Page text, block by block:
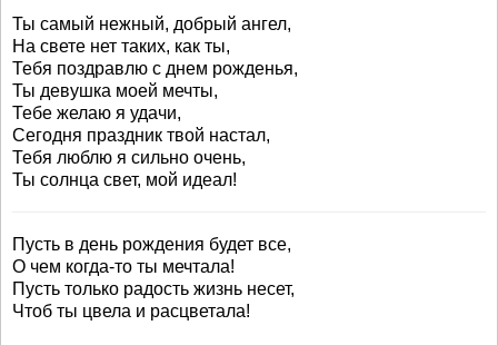
Ты самый нежный, добрый ангел,
На свете нет таких, как ты,
Тебя поздравлю с днем рожденья,
Ты девушка моей мечты,
Тебе желаю я удачи,
Сегодня праздник твой настал,
Тебя люблю я сильно очень,
Ты солнца свет, мой идеал!
Пусть в день рождения будет все,
О чем когда-то ты мечтала!
Пусть только радость жизнь несет,
Чтоб ты цвела и расцветала!